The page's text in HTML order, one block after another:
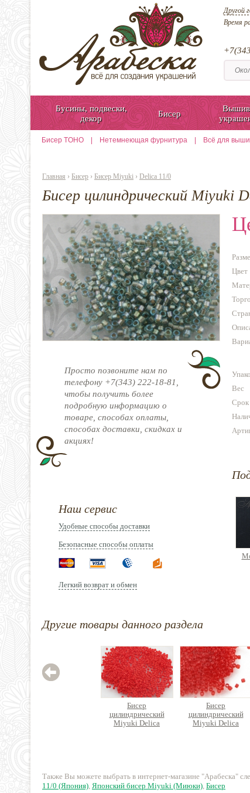
Другой
Время
Бусины, подвески,
декор
Бисер
Бисер TOHO Нетемнеющая фурнитура Всё для
Главная › Бисер › Бисер Miyuki › Delica 11/0
Бисер цилиндрический Miyuki
Просто позвоните нам по
телефону +7(343) 222-18-81,
чтобы получить более
подробную информацию о
товаре, способах оплаты,
способах доставки, скидках и
акциях!
Наш сервис
Удобные способы доставки
Безопасные способы оплаты
Легкий возврат и обмен
Цвет
Вес
Срок
Другие товары данного раздела
Бисер
цилиндрический
Miyuki Delica
Бисер
цилиндрический
Miyuki Delica
Также Вы можете выбрать в интернет-магазине "Арабеска"
11/0 (Япония), Японский бисер Miyuki (Миюки), Бисер